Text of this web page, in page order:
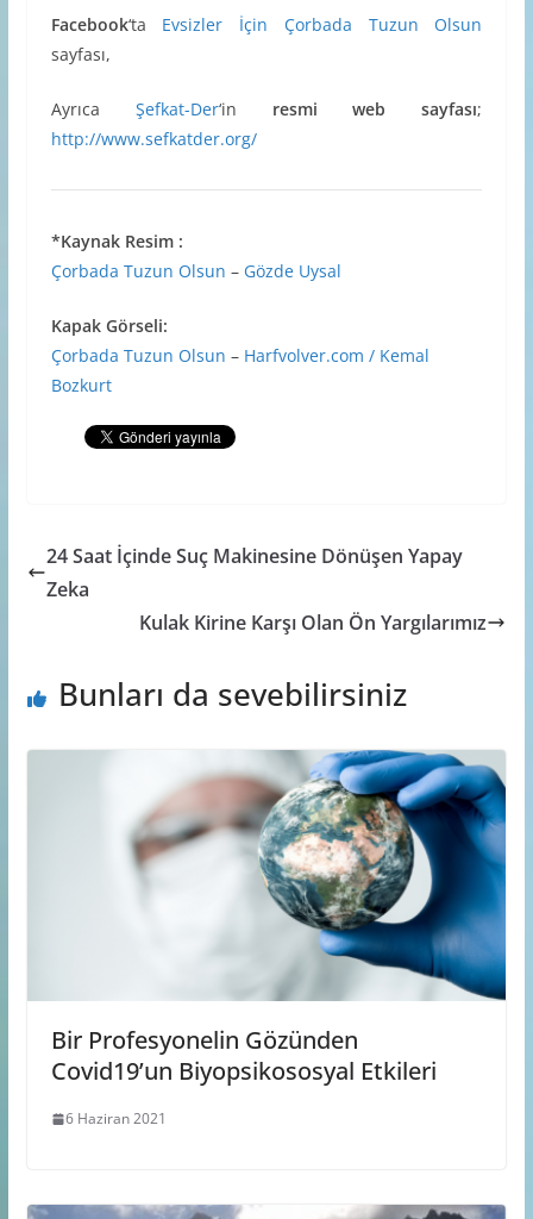
Facebook‘ta Evsizler İçin Çorbada Tuzun Olsun
sayfası,
Ayrıca Şefkat-Der‘in resmi web sayfası;
http://www.sefkatder.org/
*Kaynak Resim :
Çorbada Tuzun Olsun – Gözde Uysal
Kapak Görseli:
Çorbada Tuzun Olsun – Harfvolver.com / Kemal
Bozkurt
24 Saat İçinde Suç Makinesine Dönüşen Yapay
Zeka
Kulak Kirine Karşı Olan Ön Yargılarımız
Bunları da sevebilirsiniz
Bir Profesyonelin Gözünden
Covid19’un Biyopsikososyal Etkileri
6 Haziran 2021